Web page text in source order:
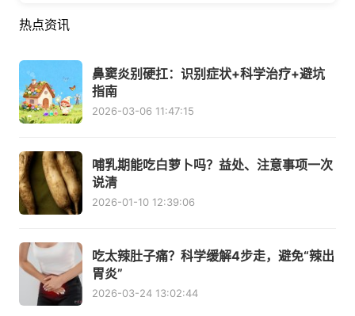
热点资讯
鼻窦炎别硬扛：识别症状+科学治疗+避坑
指南
2026-03-06 11:47:15
哺乳期能吃白萝卜吗？益处、注意事项一次
说清
2026-01-10 12:39:06
吃太辣肚子痛？科学缓解4步走，避免“辣出
胃炎”
2026-03-24 13:02:44